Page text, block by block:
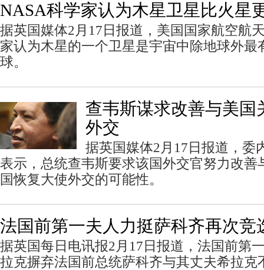
NASA科学家认为木星卫星比火星
据英国媒体2月17日报道，美国国家航空航
家认为木星的一个卫星是宇宙中除地球外最
球。
查韦斯谋求改善与美国
外交
据英国媒体2月17日报道，委
表示，总统查韦斯要求该国外交官努力改善
国恢复大使外交的可能性。
法国前第一夫人力挺萨科齐再次竞
据英国每日电讯报2月17日报道，法国前第
拉克摒弃法国前总统萨科齐与其丈夫希拉克